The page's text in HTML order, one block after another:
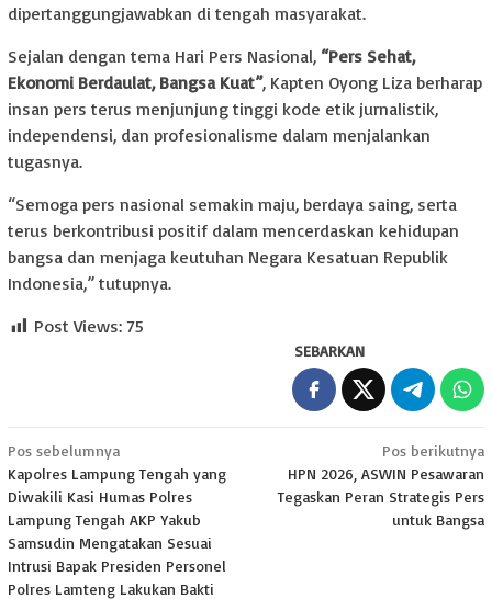
dipertanggungjawabkan di tengah masyarakat.
Sejalan dengan tema Hari Pers Nasional, “Pers Sehat,
Ekonomi Berdaulat, Bangsa Kuat”, Kapten Oyong Liza berharap
insan pers terus menjunjung tinggi kode etik jurnalistik,
independensi, dan profesionalisme dalam menjalankan
tugasnya.
“Semoga pers nasional semakin maju, berdaya saing, serta
terus berkontribusi positif dalam mencerdaskan kehidupan
bangsa dan menjaga keutuhan Negara Kesatuan Republik
Indonesia,” tutupnya.
Post Views: 75
SEBARKAN
Navigasi
pos
Pos sebelumnya
Kapolres Lampung Tengah yang
Diwakili Kasi Humas Polres
Lampung Tengah AKP Yakub
Samsudin Mengatakan Sesuai
Intrusi Bapak Presiden Personel
Polres Lamteng Lakukan Bakti
Pos berikutnya
HPN 2026, ASWIN Pesawaran
Tegaskan Peran Strategis Pers
untuk Bangsa